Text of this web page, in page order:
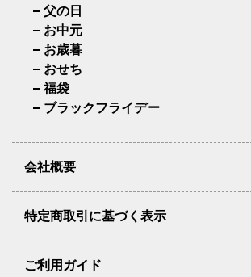
父の日
お中元
お歳暮
おせち
福袋
ブラックフライデー
会社概要
特定商取引に基づく表示
ご利用ガイド